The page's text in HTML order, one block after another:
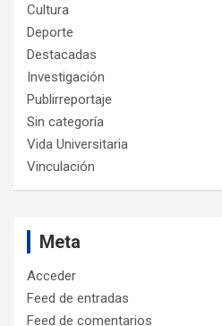
Cultura
Deporte
Destacadas
Investigación
Publirreportaje
Sin categoría
Vida Universitaria
Vinculación
Meta
Acceder
Feed de entradas
Feed de comentarios